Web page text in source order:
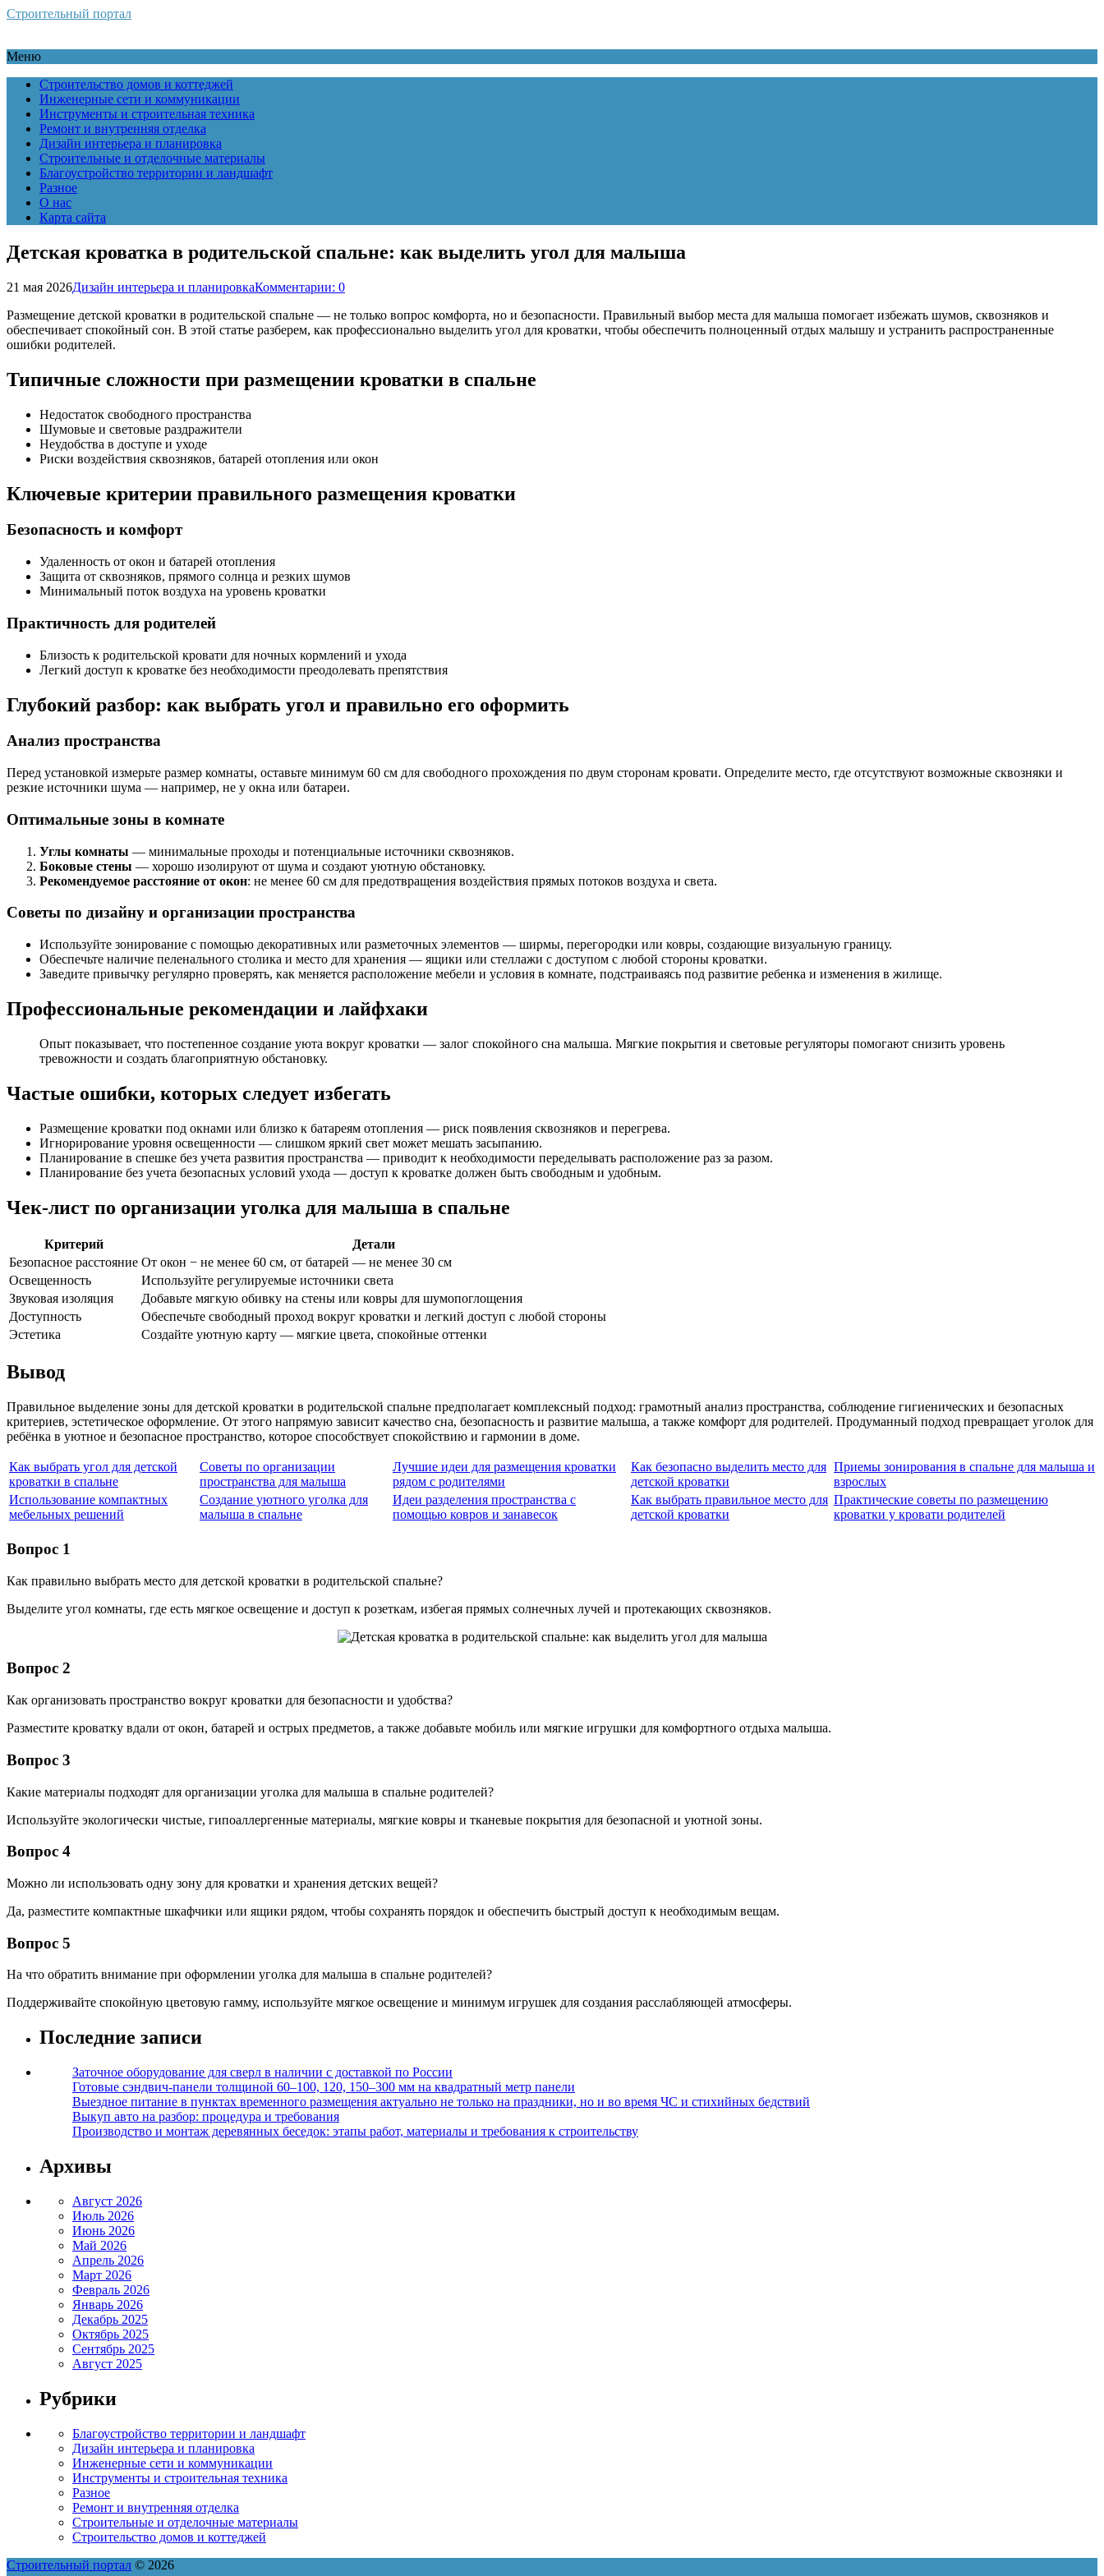
Строительный портал
Меню
Строительство домов и коттеджей
Инженерные сети и коммуникации
Инструменты и строительная техника
Ремонт и внутренняя отделка
Дизайн интерьера и планировка
Строительные и отделочные материалы
Благоустройство территории и ландшафт
Разное
О нас
Карта сайта
Детская кроватка в родительской спальне: как выделить угол для малыша
21 мая 2026Дизайн интерьера и планировкаКомментарии: 0
Размещение детской кроватки в родительской спальне — не только вопрос комфорта, но и безопасности. Правильный выбор места для малыша помогает избежать шумов, сквозняков и
обеспечивает спокойный сон. В этой статье разберем, как профессионально выделить угол для кроватки, чтобы обеспечить полноценный отдых малышу и устранить распространенные
ошибки родителей.
Типичные сложности при размещении кроватки в спальне
Недостаток свободного пространства
Шумовые и световые раздражители
Неудобства в доступе и уходе
Риски воздействия сквозняков, батарей отопления или окон
Ключевые критерии правильного размещения кроватки
Безопасность и комфорт
Удаленность от окон и батарей отопления
Защита от сквозняков, прямого солнца и резких шумов
Минимальный поток воздуха на уровень кроватки
Практичность для родителей
Близость к родительской кровати для ночных кормлений и ухода
Легкий доступ к кроватке без необходимости преодолевать препятствия
Глубокий разбор: как выбрать угол и правильно его оформить
Анализ пространства
Перед установкой измерьте размер комнаты, оставьте минимум 60 см для свободного прохождения по двум сторонам кровати. Определите место, где отсутствуют возможные сквозняки и
резкие источники шума — например, не у окна или батареи.
Оптимальные зоны в комнате
Углы комнаты — минимальные проходы и потенциальные источники сквозняков.
Боковые стены — хорошо изолируют от шума и создают уютную обстановку.
Рекомендуемое расстояние от окон: не менее 60 см для предотвращения воздействия прямых потоков воздуха и света.
Советы по дизайну и организации пространства
Используйте зонирование с помощью декоративных или разметочных элементов — ширмы, перегородки или ковры, создающие визуальную границу.
Обеспечьте наличие пеленального столика и место для хранения — ящики или стеллажи с доступом с любой стороны кроватки.
Заведите привычку регулярно проверять, как меняется расположение мебели и условия в комнате, подстраиваясь под развитие ребенка и изменения в жилище.
Профессиональные рекомендации и лайфхаки
Опыт показывает, что постепенное создание уюта вокруг кроватки — залог спокойного сна малыша. Мягкие покрытия и световые регуляторы помогают снизить уровень
тревожности и создать благоприятную обстановку.
Частые ошибки, которых следует избегать
Размещение кроватки под окнами или близко к батареям отопления — риск появления сквозняков и перегрева.
Игнорирование уровня освещенности — слишком яркий свет может мешать засыпанию.
Планирование в спешке без учета развития пространства — приводит к необходимости переделывать расположение раз за разом.
Планирование без учета безопасных условий ухода — доступ к кроватке должен быть свободным и удобным.
Чек-лист по организации уголка для малыша в спальне
Критерий
Детали
Безопасное расстояние От окон − не менее 60 см, от батарей — не менее 30 см
Освещенность
Используйте регулируемые источники света
Звуковая изоляция
Добавьте мягкую обивку на стены или ковры для шумопоглощения
Доступность
Обеспечьте свободный проход вокруг кроватки и легкий доступ с любой стороны
Эстетика
Создайте уютную карту — мягкие цвета, спокойные оттенки
Вывод
Правильное выделение зоны для детской кроватки в родительской спальне предполагает комплексный подход: грамотный анализ пространства, соблюдение гигиенических и безопасных
критериев, эстетическое оформление. От этого напрямую зависит качество сна, безопасность и развитие малыша, а также комфорт для родителей. Продуманный подход превращает уголок для
ребёнка в уютное и безопасное пространство, которое способствует спокойствию и гармонии в доме.
Как выбрать угол для детской
кроватки в спальне
Советы по организации
пространства для малыша
Лучшие идеи для размещения кроватки
рядом с родителями
Как безопасно выделить место для
детской кроватки
Приемы зонирования в спальне для малыша и
взрослых
Использование компактных
мебельных решений
Создание уютного уголка для
малыша в спальне
Идеи разделения пространства с
помощью ковров и занавесок
Как выбрать правильное место для
детской кроватки
Практические советы по размещению
кроватки у кровати родителей
Вопрос 1
Как правильно выбрать место для детской кроватки в родительской спальне?
Выделите угол комнаты, где есть мягкое освещение и доступ к розеткам, избегая прямых солнечных лучей и протекающих сквозняков.
Вопрос 2
Как организовать пространство вокруг кроватки для безопасности и удобства?
Разместите кроватку вдали от окон, батарей и острых предметов, а также добавьте мобиль или мягкие игрушки для комфортного отдыха малыша.
Вопрос 3
Какие материалы подходят для организации уголка для малыша в спальне родителей?
Используйте экологически чистые, гипоаллергенные материалы, мягкие ковры и тканевые покрытия для безопасной и уютной зоны.
Вопрос 4
Можно ли использовать одну зону для кроватки и хранения детских вещей?
Да, разместите компактные шкафчики или ящики рядом, чтобы сохранять порядок и обеспечить быстрый доступ к необходимым вещам.
Вопрос 5
На что обратить внимание при оформлении уголка для малыша в спальне родителей?
Поддерживайте спокойную цветовую гамму, используйте мягкое освещение и минимум игрушек для создания расслабляющей атмосферы.
Последние записи
Заточное оборудование для сверл в наличии с доставкой по России
Готовые сэндвич-панели толщиной 60–100, 120, 150–300 мм на квадратный метр панели
Выездное питание в пунктах временного размещения актуально не только на праздники, но и во время ЧС и стихийных бедствий
Выкуп авто на разбор: процедура и требования
Производство и монтаж деревянных беседок: этапы работ, материалы и требования к строительству
Архивы
Август 2026
Июль 2026
Июнь 2026
Май 2026
Апрель 2026
Март 2026
Февраль 2026
Январь 2026
Декабрь 2025
Октябрь 2025
Сентябрь 2025
Август 2025
Рубрики
Благоустройство территории и ландшафт
Дизайн интерьера и планировка
Инженерные сети и коммуникации
Инструменты и строительная техника
Разное
Ремонт и внутренняя отделка
Строительные и отделочные материалы
Строительство домов и коттеджей
Строительный портал © 2026